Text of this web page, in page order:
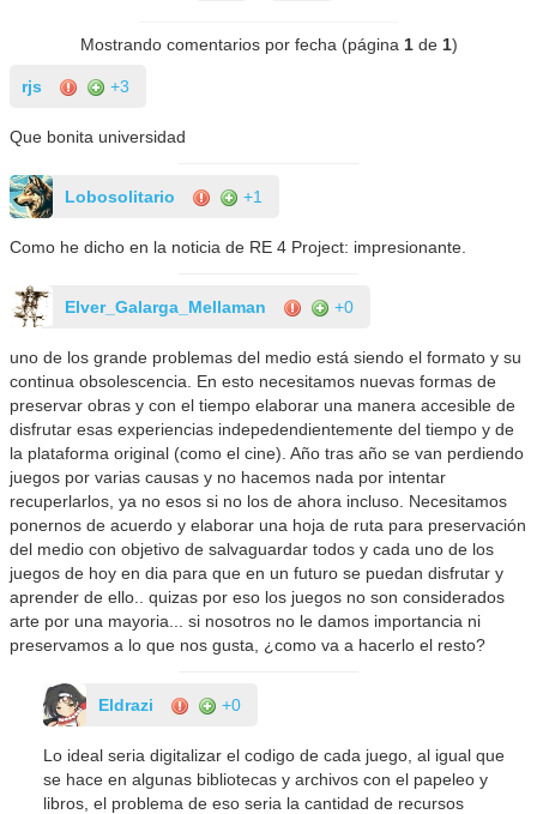
Mostrando comentarios por fecha (página 1de 1)
rjs +3
Que bonita universidad
Lobosolitario +1
Como he dicho en la noticia de RE 4 Project: impresionante.
Elver_Galarga_Mellaman +0
uno de los grande problemas del medio está siendo el formato y su
continua obsolescencia. En esto necesitamos nuevas formas de
preservar obras y con el tiempo elaborar una manera accesible de
disfrutar esas experiencias indepedendientemente del tiempo y de
la plataforma original (como el cine). Año tras año se van perdiendo
juegos por varias causas y no hacemos nada por intentar
recuperlarlos, ya no esos si no los de ahora incluso. Necesitamos
ponernos de acuerdo y elaborar una hoja de ruta para preservación
del medio con objetivo de salvaguardar todos y cada uno de los
juegos de hoy en dia para que en un futuro se puedan disfrutar y
aprender de ello.. quizas por eso los juegos no son considerados
arte por una mayoria... si nosotros no le damos importancia ni
preservamos a lo que nos gusta, ¿como va a hacerlo el resto?
Eldrazi +0
Lo ideal seria digitalizar el codigo de cada juego, al igual que
se hace en algunas bibliotecas y archivos con el papeleo y
libros, el problema de eso seria la cantidad de recursos